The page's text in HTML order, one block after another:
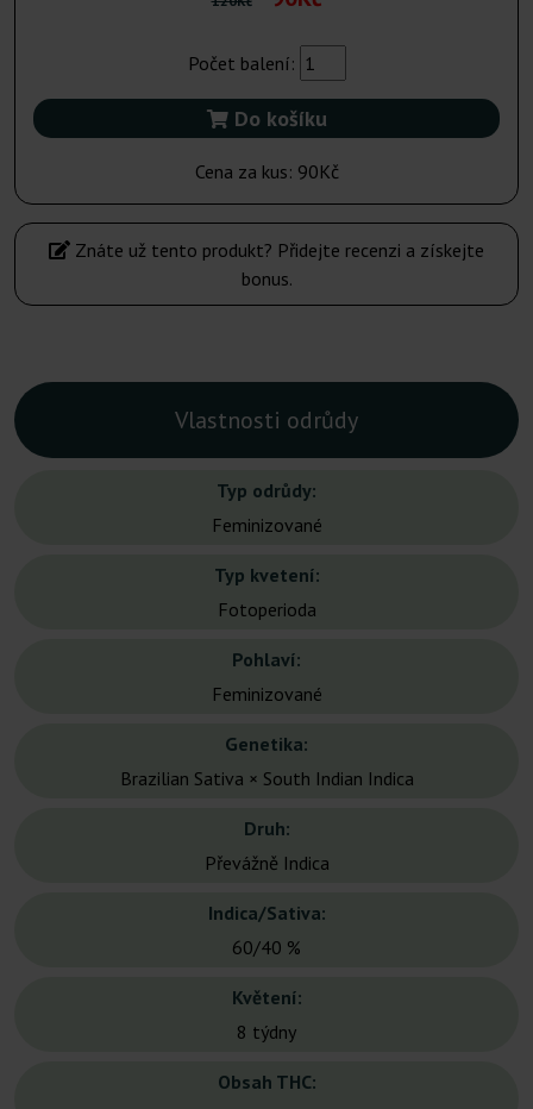
Počet balení:
Do košíku
Cena za kus: 90Kč
Znáte už tento produkt? Přidejte recenzi a získejte
bonus.
Vlastnosti odrůdy
Typ odrůdy:
Feminizované
Typ kvetení:
Fotoperioda
Pohlaví:
Feminizované
Genetika:
Brazilian Sativa × South Indian Indica
Druh:
Převážně Indica
Indica/Sativa:
60/40 %
Květení:
8 týdny
Obsah THC: